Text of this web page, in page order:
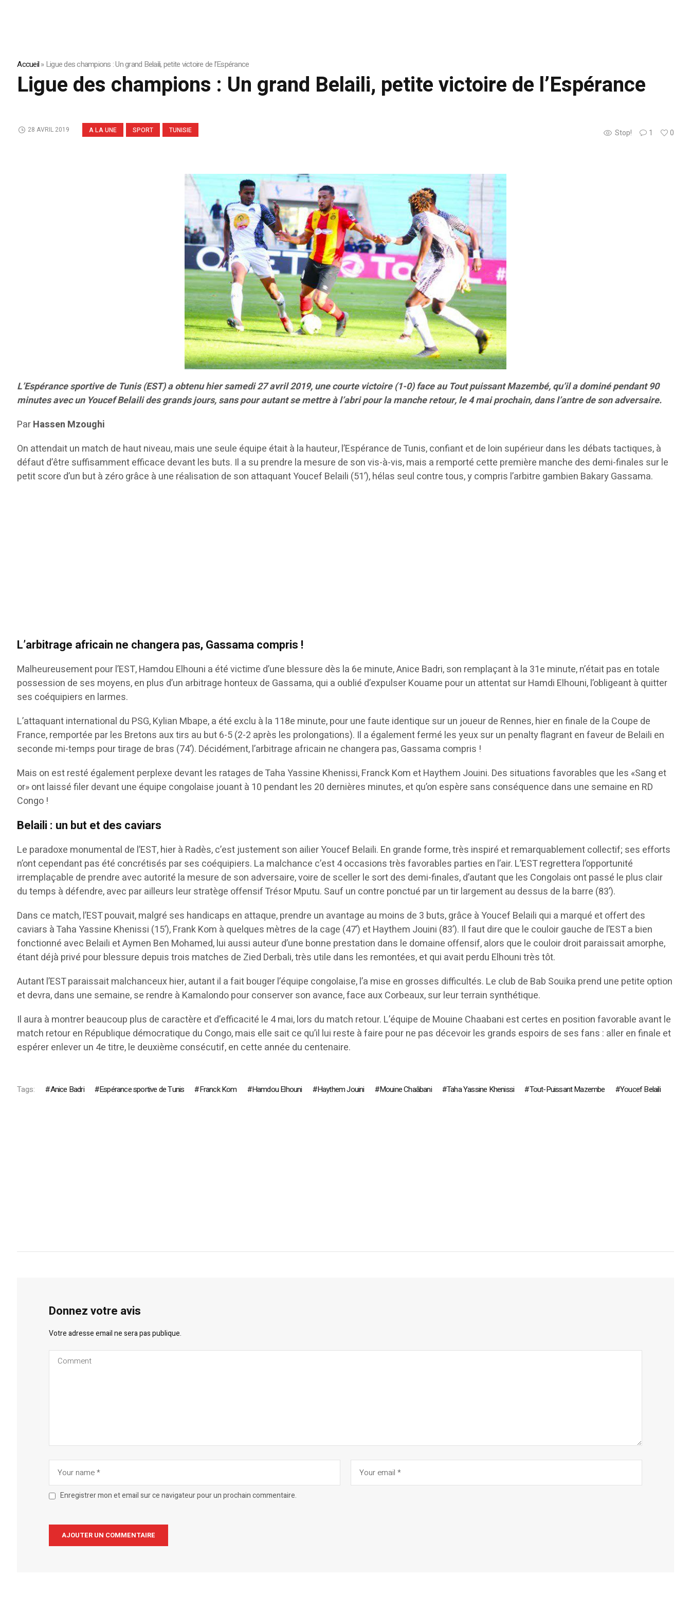
Accueil»Ligue des champions : Un grand Belaili, petite victoire de l’Espérance
Ligue des champions : Un grand Belaili, petite victoire de l’Espérance
A LA UNE SPORT TUNISIE Stop! 1 0
28 AVRIL 2019
L’Espérance sportive de Tunis (EST) a obtenu hier samedi 27 avril 2019, une courte victoire (1-0) face au Tout puissant Mazembé, qu’il a dominé pendant 90
minutes avec un Youcef Belaili des grands jours, sans pour autant se mettre à l’abri pour la manche retour, le 4 mai prochain, dans l’antre de son adversaire.
ParHassen Mzoughi
On attendait un match de haut niveau, mais une seule équipe était à la hauteur, l’Espérance de Tunis, confiant et de loin supérieur dans les débats tactiques, à
défaut d’être suffisamment efficace devant les buts. Il a su prendre la mesure de son vis-à-vis, mais a remporté cette première manche des demi-finales sur le
petit score d’un but à zéro grâce à une réalisation de son attaquant Youcef Belaili (51’), hélas seul contre tous, y compris l’arbitre gambien Bakary Gassama.
L’arbitrage africain ne changera pas, Gassama compris !
Malheureusement pour l’EST, Hamdou Elhouni a été victime d’une blessure dès la 6e minute, Anice Badri, son remplaçant à la 31e minute, n’était pas en totale
possession de ses moyens, en plus d’un arbitrage honteux de Gassama, qui a oublié d’expulser Kouame pour un attentat sur Hamdi Elhouni, l’obligeant à quitter
ses coéquipiers en larmes.
L’attaquant international du PSG, Kylian Mbape, a été exclu à la 118e minute, pour une faute identique sur un joueur de Rennes, hier en finale de la Coupe de
France, remportée par les Bretons aux tirs au but 6-5 (2-2 après les prolongations). Il a également fermé les yeux sur un penalty flagrant en faveur de Belaili en
seconde mi-temps pour tirage de bras (74’). Décidément, l’arbitrage africain ne changera pas, Gassama compris !
Mais on est resté également perplexe devant les ratages de Taha Yassine Khenissi, Franck Kom et Haythem Jouini. Des situations favorables que les «Sang et
or» ont laissé filer devant une équipe congolaise jouant à 10 pendant les 20 dernières minutes, et qu’on espère sans conséquence dans une semaine en RD
Congo !
Belaili : un but et des caviars
Le paradoxe monumental de l’EST, hier à Radès, c’est justement son ailier Youcef Belaili. En grande forme, très inspiré et remarquablement collectif; ses efforts
n’ont cependant pas été concrétisés par ses coéquipiers. La malchance c’est 4 occasions très favorables parties en l’air. L’EST regrettera l’opportunité
irremplaçable de prendre avec autorité la mesure de son adversaire, voire de sceller le sort des demi-finales, d’autant que les Congolais ont passé le plus clair
du temps à défendre, avec par ailleurs leur stratège offensif Trésor Mputu. Sauf un contre ponctué par un tir largement au dessus de la barre (83’).
Dans ce match, l’EST pouvait, malgré ses handicaps en attaque, prendre un avantage au moins de 3 buts, grâce à Youcef Belaili qui a marqué et offert des
caviars à Taha Yassine Khenissi (15’), Frank Kom à quelques mètres de la cage (47’) et Haythem Jouini (83’). Il faut dire que le couloir gauche de l’EST a bien
fonctionné avec Belaili et Aymen Ben Mohamed, lui aussi auteur d’une bonne prestation dans le domaine offensif, alors que le couloir droit paraissait amorphe,
étant déjà privé pour blessure depuis trois matches de Zied Derbali, très utile dans les remontées, et qui avait perdu Elhouni très tôt.
Autant l’EST paraissait malchanceux hier, autant il a fait bouger l’équipe congolaise, l’a mise en grosses difficultés. Le club de Bab Souika prend une petite option
et devra, dans une semaine, se rendre à Kamalondo pour conserver son avance, face aux Corbeaux, sur leur terrain synthétique.
Il aura à montrer beaucoup plus de caractère et d’efficacité le 4 mai, lors du match retour. L’équipe de Mouine Chaabani est certes en position favorable avant le
match retour en République démocratique du Congo, mais elle sait ce qu’il lui reste à faire pour ne pas décevoir les grands espoirs de ses fans : aller en finale et
espérer enlever un 4e titre, le deuxième consécutif, en cette année du centenaire.
Tags: Anice Badri Espérance sportive de Tunis Franck Kom Hamdou Elhouni Haythem Jouini Mouine Chaâbani Taha Yassine Khenissi Tout-Puissant Mazembe Youcef Belaili
Donnez votre avis
Votre adresse email ne sera pas publique.
Enregistrer mon et email sur ce navigateur pour un prochain commentaire.